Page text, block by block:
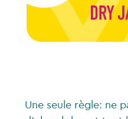
Une seule règle: ne